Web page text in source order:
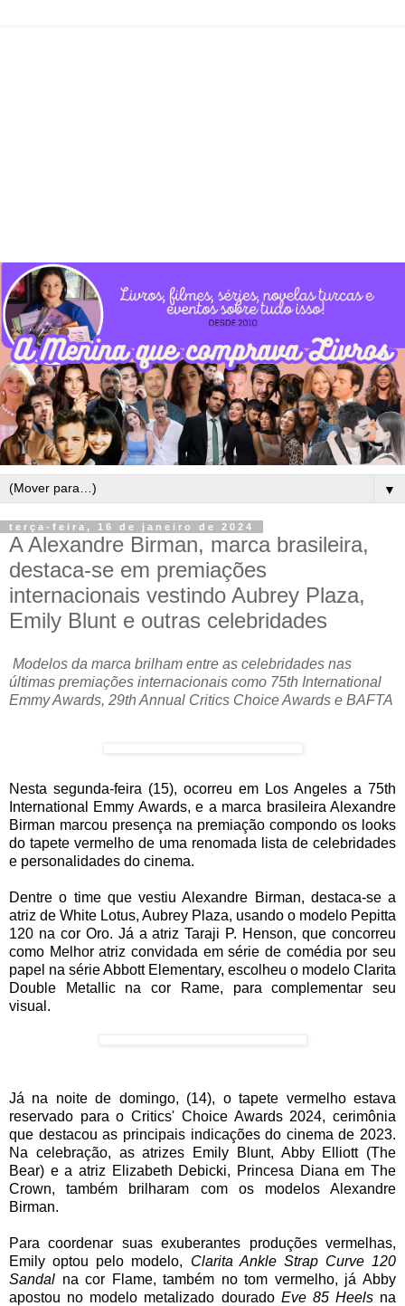
▼
terça-feira, 16 de janeiro de 2024
A Alexandre Birman, marca brasileira,
destaca-se em premiações
internacionais vestindo Aubrey Plaza,
Emily Blunt e outras celebridades
Modelos da marca brilham entre as celebridades nas
últimas premiações internacionais como 75th International
Emmy Awards, 29th Annual Critics Choice Awards e BAFTA
Nesta segunda-feira (15), ocorreu em Los Angeles a 75th
International Emmy Awards, e a marca brasileira Alexandre
Birman marcou presença na premiação compondo os looks
do tapete vermelho de uma renomada lista de celebridades
e personalidades do cinema.
Dentre o time que vestiu Alexandre Birman, destaca-se a
atriz de White Lotus, Aubrey Plaza, usando o modelo Pepitta
120 na cor Oro. Já a atriz Taraji P. Henson, que concorreu
como Melhor atriz convidada em série de comédia por seu
papel na série Abbott Elementary, escolheu o modelo Clarita
Double Metallic na cor Rame, para complementar seu
visual.
Já na noite de domingo, (14), o tapete vermelho estava
reservado para o Critics' Choice Awards 2024, cerimônia
que destacou as principais indicações do cinema de 2023.
Na celebração, as atrizes Emily Blunt, Abby Elliott (The
Bear) e a atriz Elizabeth Debicki, Princesa Diana em The
Crown, também brilharam com os modelos Alexandre
Birman.
Para coordenar suas exuberantes produções vermelhas,
Emily optou pelo modelo, Clarita Ankle Strap Curve 120
Sandal na cor Flame, também no tom vermelho, já Abby
apostou no modelo metalizado dourado Eve 85 Heels na